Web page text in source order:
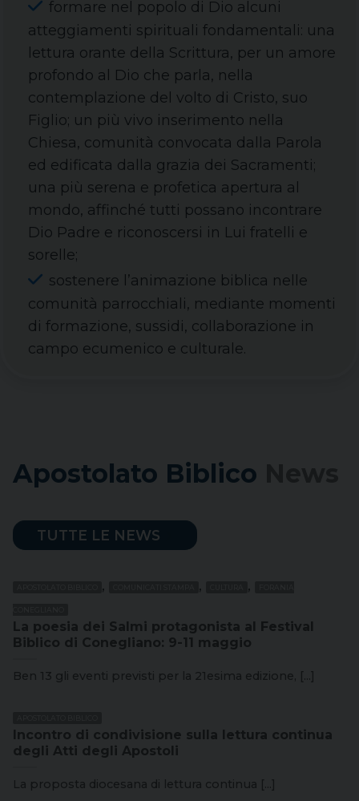
formare nel popolo di Dio alcuni
atteggiamenti spirituali fondamentali: una
lettura orante della Scrittura, per un amore
profondo al Dio che parla, nella
contemplazione del volto di Cristo, suo
Figlio; un più vivo inserimento nella
Chiesa, comunità convocata dalla Parola
ed edificata dalla grazia dei Sacramenti;
una più serena e profetica apertura al
mondo, affinché tutti possano incontrare
Dio Padre e riconoscersi in Lui fratelli e
sorelle;
sostenere l’animazione biblica nelle
comunità parrocchiali, mediante momenti
di formazione, sussidi, collaborazione in
campo ecumenico e culturale.
Apostolato Biblico
TUTTE LE NEWS
, , ,
La poesia dei Salmi protagonista al Festival
Biblico di Conegliano: 9-11 maggio
Ben 13 gli eventi previsti per la 21esima edizione, [...]
Incontro di condivisione sulla lettura continua
degli Atti degli Apostoli
La proposta diocesana di lettura continua [...]